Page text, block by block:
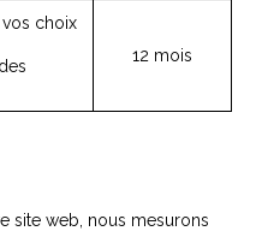
choix
12 mois
site web, nous mesurons